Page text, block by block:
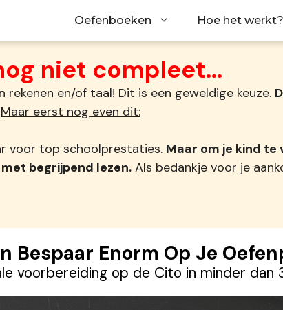
Oefenboeken Hoe het werkt?
niet compleet...
en/of taal! Dit is een geweldige keuze.
Maar eerst nog even dit:
voor top schoolprestaties. Maar om je kind te
begrijpend lezen. Als bedankje voor je
Bespaar Enorm Op Je
voorbereiding op de Cito in minder dan